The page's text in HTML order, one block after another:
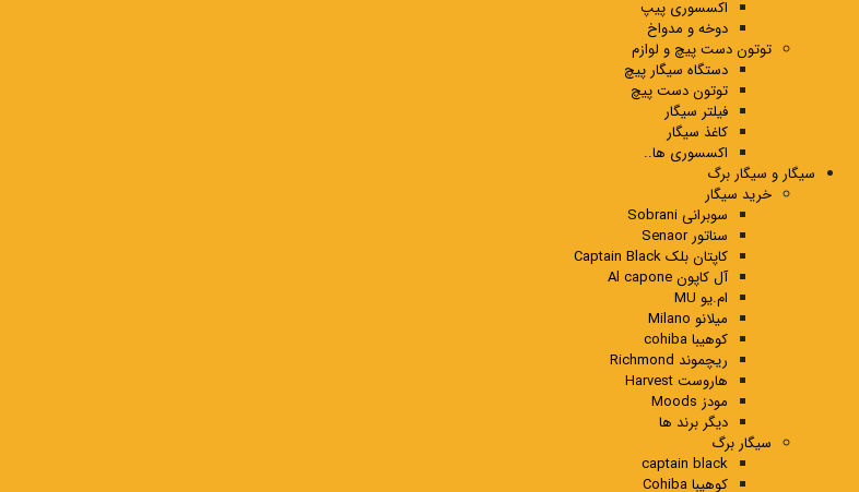
اکسسوری پیپ
دوخه و مدواخ
توتون دست پیچ و لوازم
دستگاه سیگار پیچ
توتون دست پیچ
فیلتر سیگار
کاغذ سیگار
اکسسوری ها..
سیگار و سیگار برگ
خرید سیگار
سوبرانی Sobrani
سناتور Senaor
کاپتان بلک Captain Black
آل کاپون Al capone
ام.یو MU
میلانو Milano
کوهیبا cohiba
ریچموند Richmond
هاروست Harvest
مودز Moods
دیگر برند ها
سیگار برگ
captain black
کوهیبا Cohiba